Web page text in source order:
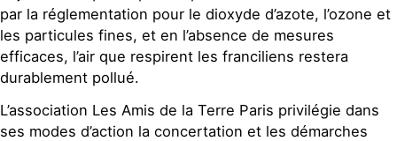
par la réglementation pour le dioxyde d’azote, l’ozone et
les particules fines, et en l’absence de mesures
efficaces, l’air que respirent les franciliens restera
durablement pollué.
L’association Les Amis de la Terre Paris privilégie dans
ses modes d’action la concertation et les démarches